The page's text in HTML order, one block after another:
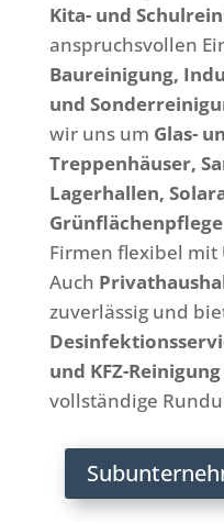
Kita- und
anspruchsvollen
Baureinigung,
und
wir uns um Glas-
Treppenhäuser,
Lagerhallen,
Grünflächenpflege
Firmen flexibel mit
Auch
zuverlässig und
und KFZ-Reinigung
vollständige